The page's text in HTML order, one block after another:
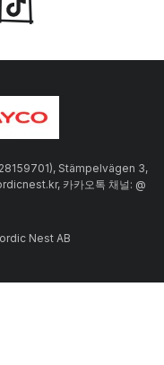
Stämpelvägen 3,
카카오톡 채널: @
Nest AB